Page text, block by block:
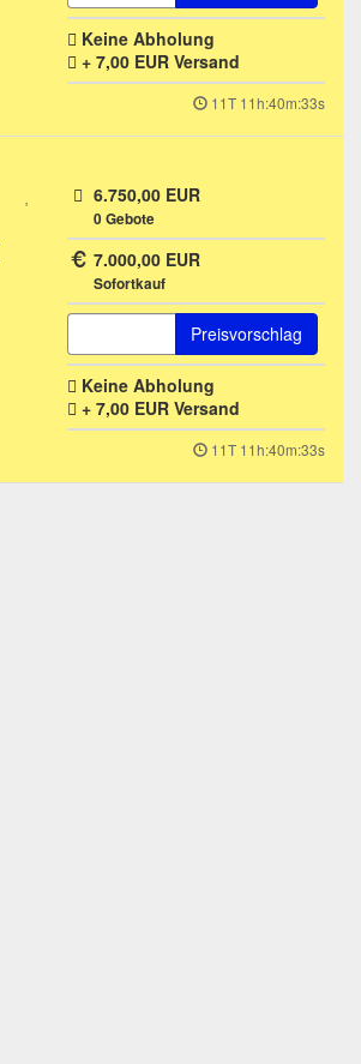
Keine Abholung
+ 7,00 EURVersand
11T 11h:40m:33s
6.750,00 EUR
0Gebote
7.000,00 EUR
Sofortkauf
Preisvorschlag
Keine Abholung
+ 7,00 EURVersand
11T 11h:40m:33s